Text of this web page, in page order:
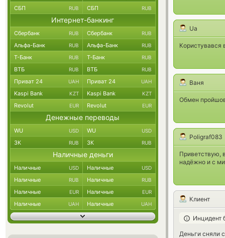
Ua
Користувався
Ваня
Обмен
Poligraf083
Приветствую,
надёжно и с
Клиент
Инцидент
Деньги сняли
СБП RUB СБП RUB
Интернет-банкинг
Сбербанк RUB Сбербанк RUB
Альфа-Банк RUB Альфа-Банк RUB
Т-Банк RUB Т-Банк RUB
ВТБ RUB ВТБ RUB
Приват 24 UAH Приват 24 UAH
Kaspi Bank KZT Kaspi Bank KZT
Revolut EUR Revolut EUR
Денежные переводы
WU USD WU USD
ЗК RUB ЗК RUB
Наличные деньги
Наличные USD Наличные USD
Наличные RUB Наличные RUB
Наличные EUR Наличные EUR
Наличные UAH Наличные UAH